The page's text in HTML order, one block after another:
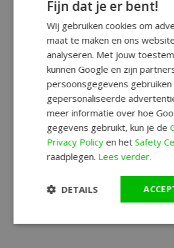
Fijn dat je er bent!
Wij gebruiken cookies om
maat te maken en ons
analyseren. Met jouw
kunnen Google en zijn
persoonsgegevens
gepersonaliseerde
meer informatie over hoe
gegevens gebruikt, kun je de
Privacy Policyen hetSafety
raadplegen. Lees verder.
DETAILS